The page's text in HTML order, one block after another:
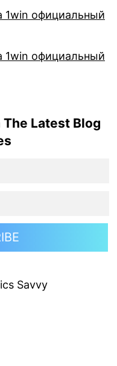
1win официальный
1win официальный
The Latest Blog
Savvy